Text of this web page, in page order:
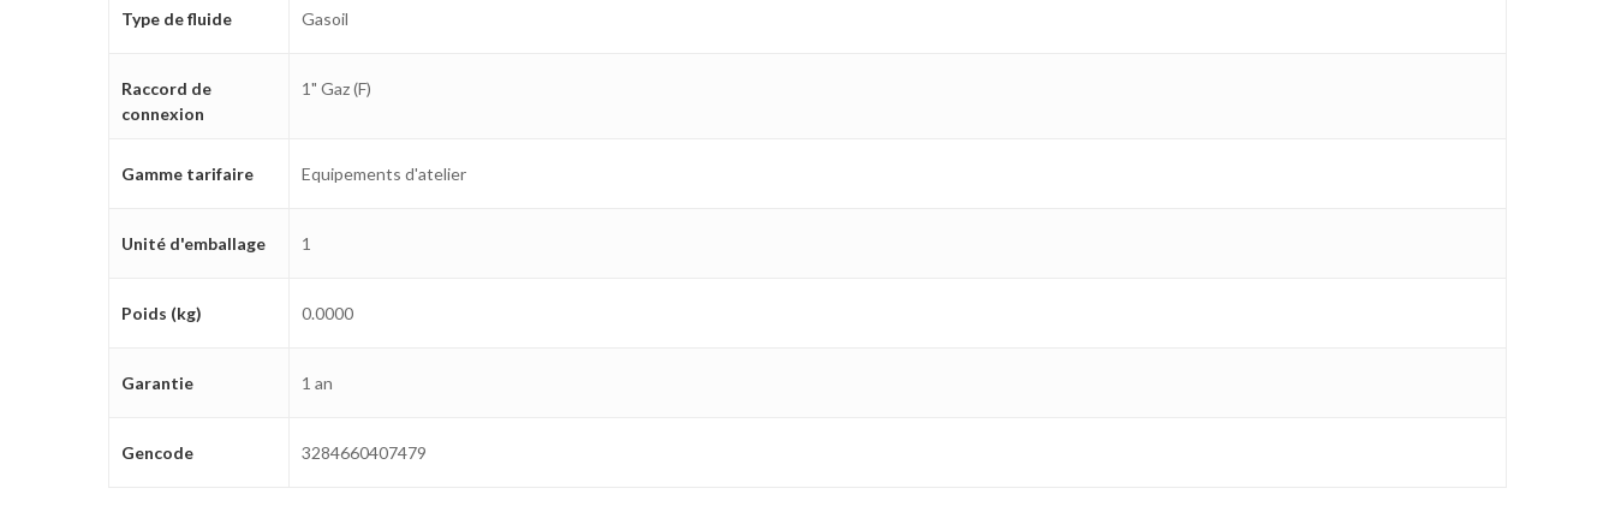
Type de fluide Gasoil
Raccord de
connexion
1" Gaz (F)
Gamme tarifaire Equipements d'atelier
Unité d'emballage 1
Poids (kg) 0.0000
Garantie 1 an
Gencode 3284660407479